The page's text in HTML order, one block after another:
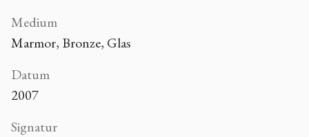
Medium
Marmor, Bronze, Glas
Datum
2007
Signatur